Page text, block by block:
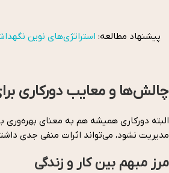
پیشنهاد مطالعه: استراتژی‌های نوین
چالش‌ها و معایب دورکاری
البته دورکاری همیشه هم به معنای بهره‌وری
مدیریت نشود، می‌تواند اثرات منفی جدی
مرز مبهم بین کار و زندگی